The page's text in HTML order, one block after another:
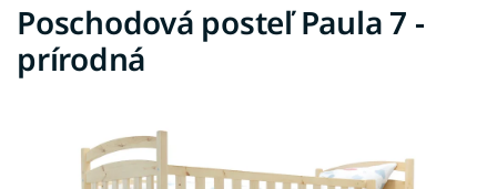
Poschodová posteľ Paula 7 -
prírodná